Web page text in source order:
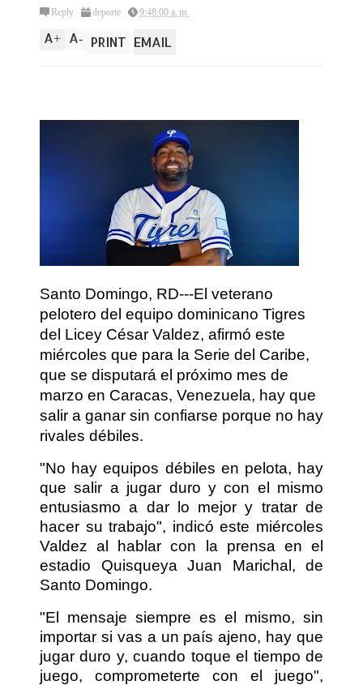
Reply deporte 9:48:00 a. m.
A+ A- PRINT EMAIL
Santo Domingo, RD---El veterano
pelotero del equipo dominicano Tigres
del Licey César Valdez, afirmó este
miércoles que para la Serie del Caribe,
que se disputará el próximo mes de
marzo en Caracas, Venezuela, hay que
salir a ganar sin confiarse porque no hay
rivales débiles.
"No hay equipos débiles en pelota, hay
que salir a jugar duro y con el mismo
entusiasmo a dar lo mejor y tratar de
hacer su trabajo", indicó este miércoles
Valdez al hablar con la prensa en el
estadio Quisqueya Juan Marichal, de
Santo Domingo.
"El mensaje siempre es el mismo, sin
importar si vas a un país ajeno, hay que
jugar duro y, cuando toque el tiempo de
juego, comprometerte con el juego",